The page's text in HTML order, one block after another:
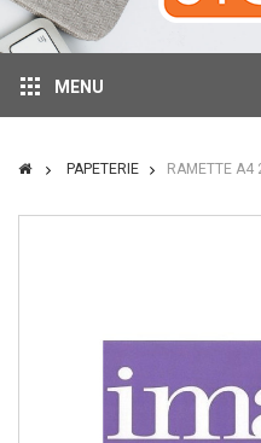
MENU
PAPETERIE RAMETTE